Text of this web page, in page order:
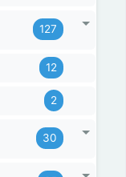
127
12
2
30